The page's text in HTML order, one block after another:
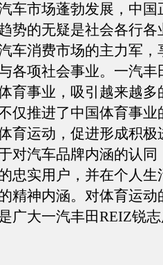
市场蓬勃发展，中国
势的无疑是社会各行各
车消费市场的主力军，
各项社会事业。一汽丰
育事业，吸引越来越多
仅推进了中国体育事业
育运动，促进形成积极
对汽车品牌内涵的认同
忠实用户，并在个人生
精神内涵。对体育运动
广大一汽丰田REIZ锐